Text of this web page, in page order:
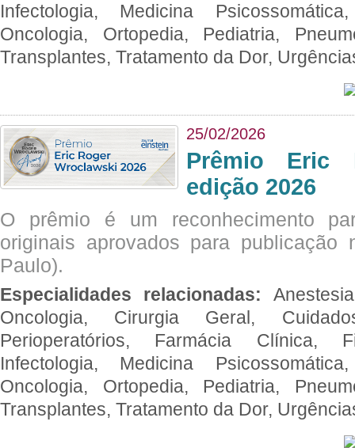
Infectologia, Medicina
Oncologia, Ortopedia, Pediatria,
Transplantes, Tratamento da Dor,
25/02/2026
Prêmio Eric
edição 2026
O prêmio é um reconhecimento
originais aprovados para publicação
Paulo).
Especialidades relacionadas:
Oncologia, Cirurgia Geral,
Perioperatórios, Farmácia Clínica,
Infectologia, Medicina
Oncologia, Ortopedia, Pediatria,
Transplantes, Tratamento da Dor,